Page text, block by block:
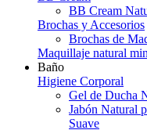
BB Cream
Brochas y Accesorios
Brochas de
Maquillaje natural
Baño
Higiene Corporal
Gel de Ducha
Jabón Natural
Suave